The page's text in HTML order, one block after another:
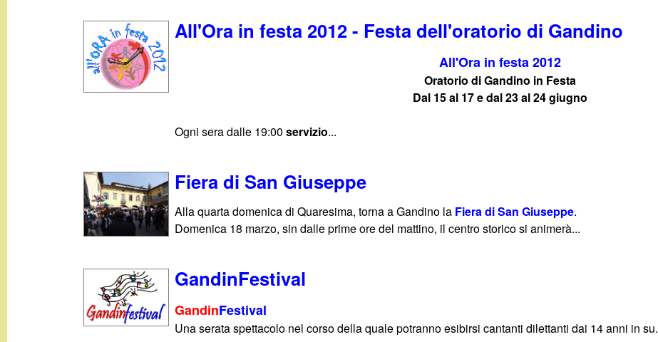
All'Ora in festa 2012 - Festa dell'oratorio di Gandino
All'Ora in festa 2012
Oratorio di Gandino in Festa
Dal 15 al 17 e dal 23 al 24 giugno
Ogni sera dalle 19:00servizio...
Fiera di San Giuseppe
Alla quarta domenica di Quaresima, torna a Gandino la Fiera di San Giuseppe.
Domenica 18 marzo, sin dalle prime ore del mattino, il centro storico si animerà...
GandinFestival
GandinFestival
Una serata spettacolo nel corso della quale potranno esibirsi cantanti dilettanti dai 14 anni in su.